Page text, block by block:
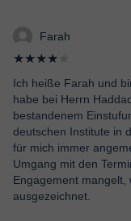
Farah
★★★★
Ich heiße Farah und
habe bei Herrn
bestandenem
deutschen Institute in
für mich immer
Umgang mit den
Engagement mangelt,
ausgezeichnet.